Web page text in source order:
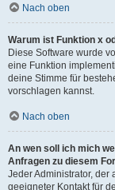
Nach oben
Warum ist Funktion x
Diese Software wurde
eine Funktion
deine Stimme für
vorschlagen kannst.
Nach oben
An wen soll ich mich
Anfragen zu diesem
Jeder Administrator, der
geeigneter Kontakt für